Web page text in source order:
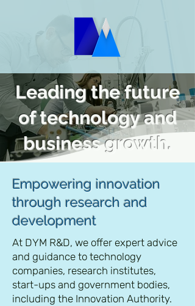
Leading the future
of technology and
business growth.
Empowering innovation
through research and
development
At DYM R&D, we offer expert advice
and guidance to technology
companies, research institutes,
start-ups and government bodies,
including the Innovation Authority.